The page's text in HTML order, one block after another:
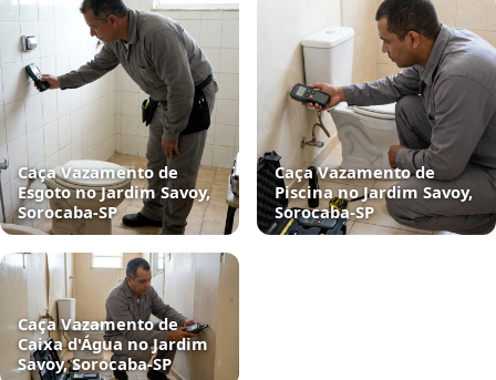
Caça Vazamento de
Esgoto no Jardim Savoy,
Sorocaba‑SP
Caça Vazamento de
Piscina no Jardim Savoy,
Sorocaba‑SP
Caça Vazamento de
Caixa d'Água no Jardim
Savoy, Sorocaba‑SP